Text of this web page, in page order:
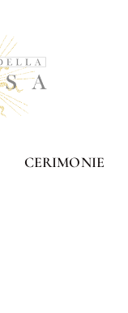
CERIMONIE